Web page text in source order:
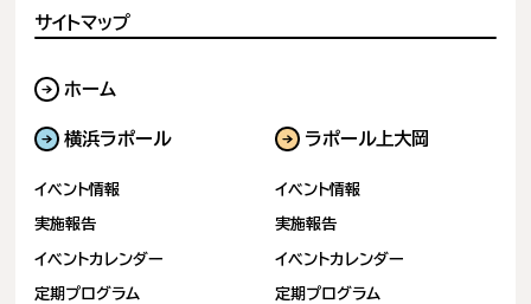
サイトマップ
ホーム
横浜ラポール
イベント情報
実施報告
イベントカレンダー
定期プログラム
ラポール上大岡
イベント情報
実施報告
イベントカレンダー
定期プログラム